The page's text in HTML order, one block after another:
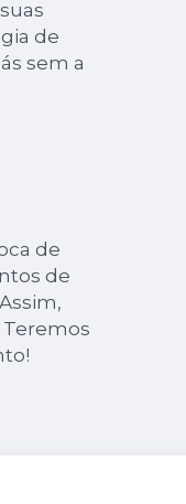
de
sem a
de
de